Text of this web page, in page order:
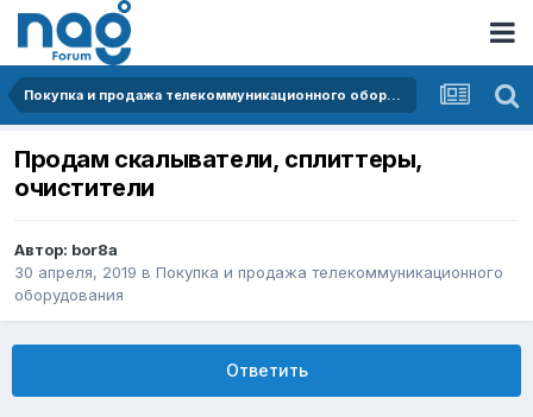
Покупка и продажа телекоммуникационного оборудования
Продам скалыватели, сплиттеры,
очистители
Автор: bor8a
30 апреля, 2019 в Покупка и продажа телекоммуникационного
оборудования
Ответить